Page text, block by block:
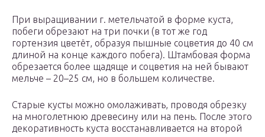
При выращивании г. метельчатой в форме куста,
побеги обрезают на три почки (в тот же год
гортензия цветёт, образуя пышные соцветия до 40 см
длиной на конце каждого побега). Штамбовая форма
обрезается более щадяще и соцветия на ней бывают
мельче – 20–25 см, но в большем количестве.
Старые кусты можно омолаживать, проводя обрезку
на многолетнюю древесину или на пень. После этого
декоративность куста восстанавливается на второй